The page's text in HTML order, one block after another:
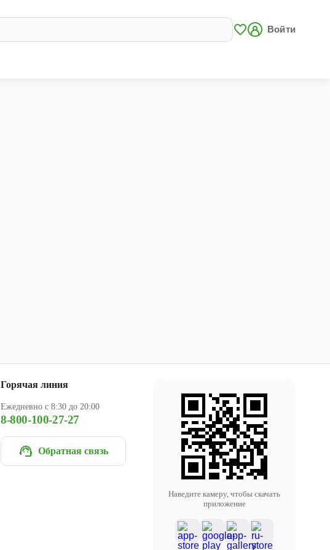
Войти
Горячая линия
Ежедневно с 8:30 до 20:00
8-800-100-27-27
Обратная связь
Наведите камеру, чтобы скачать
приложение